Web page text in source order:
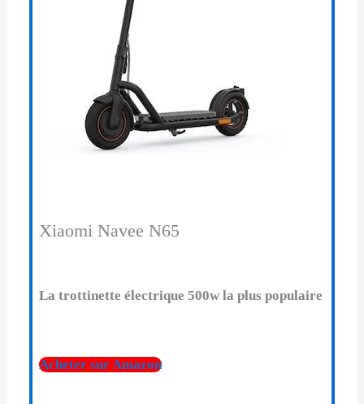
Xiaomi Navee N65
La trottinette électrique 500w la plus populaire
Acheter sur Amazon